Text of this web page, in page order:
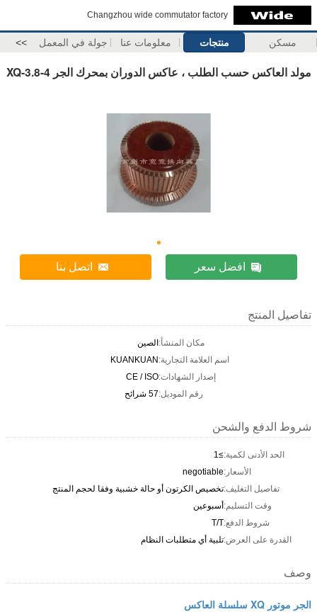
Changzhou wide commutator factory
مسكن منتجات معلومات عنا جولة في المعمل >>
مولد العاكس حسب الطلب ، عاكس الدوران بمحرك الجر XQ-3.8-4
افضل سعر اتصل بنا
تفاصيل المنتج
مكان المنشأ:الصين
اسم العلامة التجارية:KUANKUAN
إصدار الشهادات:CE / ISO
رقم الموديل:57 شرائح
شروط الدفع والشحن
الحد الأدنى لكمية:≥1
الأسعار:negotiable
تفاصيل التغليف:تخصيص الكرتون أو حالة خشبية وفقا لحجم المنتج
وقت التسليم:أسبوعين
شروط الدفع:T/T
القدرة على العرض:تلبية أي متطلبات النظام
وصف
الجر موتور XQ سلسلة العاكس